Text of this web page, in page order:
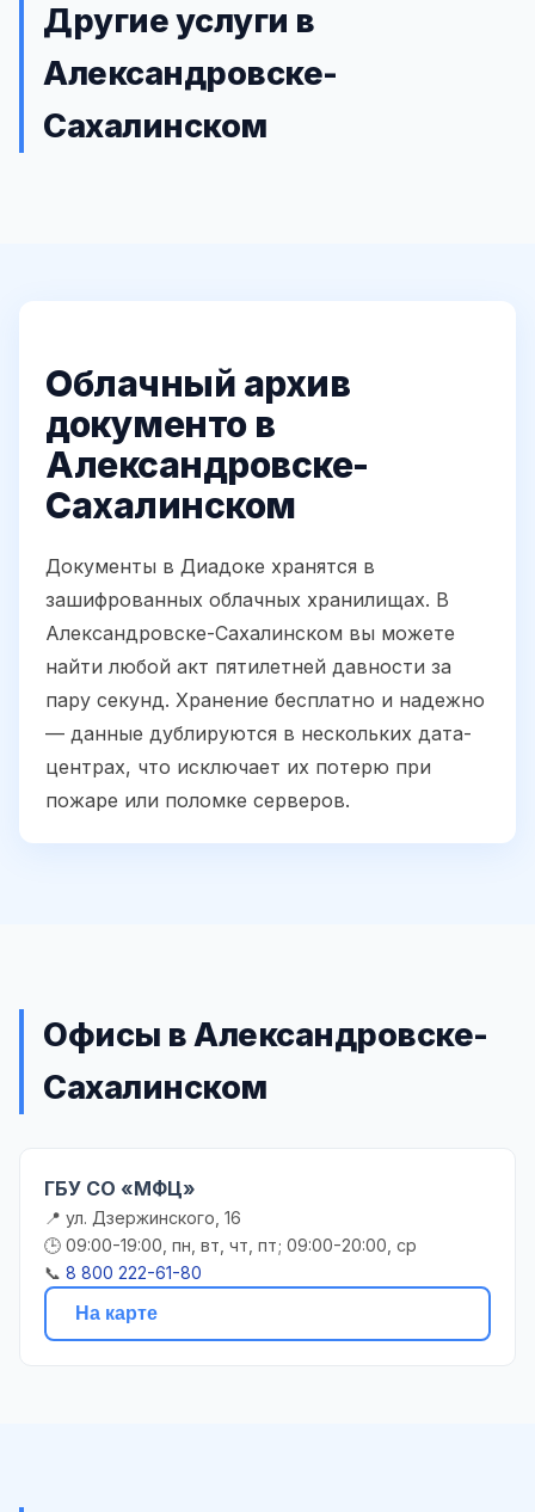
Другие услуги в
Александровске-
Сахалинском
Облачный архив
документо в
Александровске-
Сахалинском
Документы в Диадоке хранятся в
зашифрованных облачных хранилищах. В
Александровске-Сахалинском вы можете
найти любой акт пятилетней давности за
пару секунд. Хранение бесплатно и надежно
— данные дублируются в нескольких дата-
центрах, что исключает их потерю при
пожаре или поломке серверов.
Офисы в Александровске-
Сахалинском
ГБУ СО «МФЦ»
📍 ул. Дзержинского, 16
🕒 09:00-19:00, пн, вт, чт, пт; 09:00-20:00, ср
📞 8 800 222-61-80
На карте